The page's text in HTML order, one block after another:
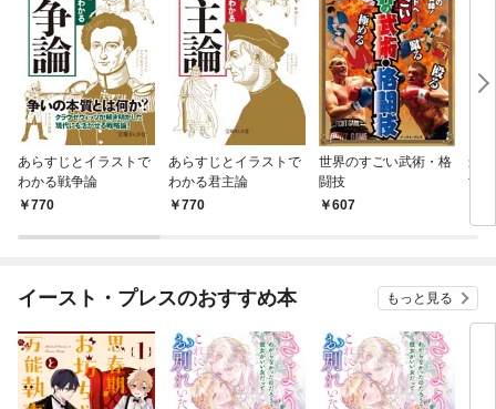
あらすじとイラストで
わかる戦争論
770
あらすじとイラストで
わかる君主論
770
世界のすごい武術・格
闘技
607
最
世
に
イースト・プレスのおすすめ本 もっと見る